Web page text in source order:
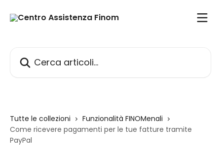
Tutte le collezioni
Funzionalità FINOMenali
Come ricevere pagamenti per le tue fatture tramite
PayPal